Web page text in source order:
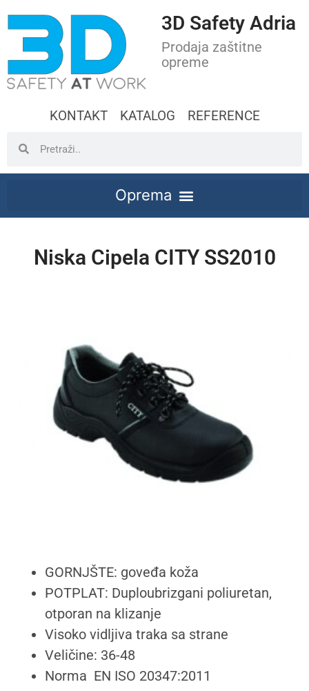
3D Safety Adria
Prodaja zaštitne
opreme
KONTAKT KATALOG REFERENCE
Niska Cipela CITY SS2010
GORNJŠTE: goveđa koža
POTPLAT: Duploubrizgani poliuretan,
otporan na klizanje
Visoko vidljiva traka sa strane
Veličine: 36-48
Norma EN ISO 20347:2011